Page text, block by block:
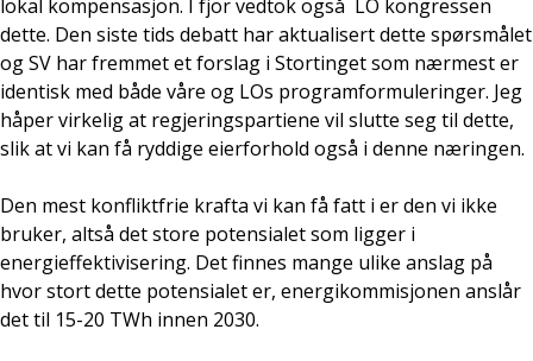
lokal kompensasjon. I fjor vedtok også LO kongressen
dette. Den siste tids debatt har aktualisert dette spørsmålet
og SV har fremmet et forslag i Stortinget som nærmest er
identisk med både våre og LOs programformuleringer. Jeg
håper virkelig at regjeringspartiene vil slutte seg til dette,
slik at vi kan få ryddige eierforhold også i denne næringen.
Den mest konfliktfrie krafta vi kan få fatt i er den vi ikke
bruker, altså det store potensialet som ligger i
energieffektivisering. Det finnes mange ulike anslag på
hvor stort dette potensialet er, energikommisjonen anslår
det til 15-20 TWh innen 2030.